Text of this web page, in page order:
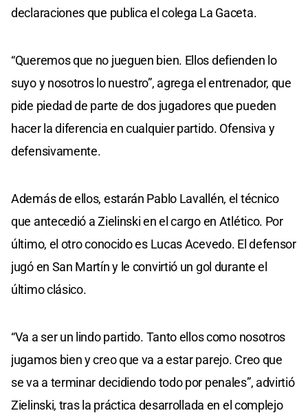
declaraciones que publica el colega La Gaceta.
“Queremos que no jueguen bien. Ellos defienden lo
suyo y nosotros lo nuestro”, agrega el entrenador, que
pide piedad de parte de dos jugadores que pueden
hacer la diferencia en cualquier partido. Ofensiva y
defensivamente.
Además de ellos, estarán Pablo Lavallén, el técnico
que antecedió a Zielinski en el cargo en Atlético. Por
último, el otro conocido es Lucas Acevedo. El defensor
jugó en San Martín y le convirtió un gol durante el
último clásico.
“Va a ser un lindo partido. Tanto ellos como nosotros
jugamos bien y creo que va a estar parejo. Creo que
se va a terminar decidiendo todo por penales”, advirtió
Zielinski, tras la práctica desarrollada en el complejo